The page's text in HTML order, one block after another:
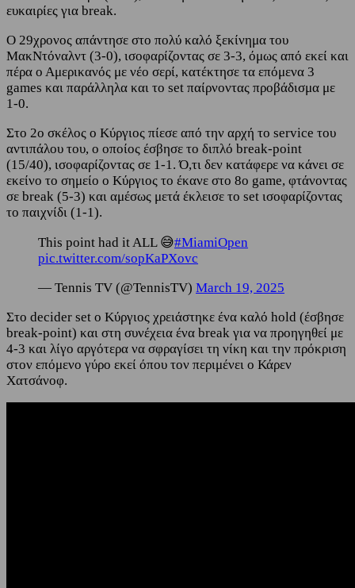
ευκαιρίες για break.
Ο 29χρονος απάντησε στο πολύ καλό ξεκίνημα του
ΜακΝτόναλντ (3-0), ισοφαρίζοντας σε 3-3, όμως από εκεί και
πέρα ο Αμερικανός με νέο σερί, κατέκτησε τα επόμενα 3
games και παράλληλα και το set παίρνοντας προβάδισμα με
1-0.
Στο 2ο σκέλος ο Κύργιος πίεσε από την αρχή το service του
αντιπάλου του, ο οποίος έσβησε το διπλό break-point
(15/40), ισοφαρίζοντας σε 1-1. Ό,τι δεν κατάφερε να κάνει σε
εκείνο το σημείο ο Κύργιος το έκανε στο 8ο game, φτάνοντας
σε break (5-3) και αμέσως μετά έκλεισε το set ισοφαρίζοντας
το παιχνίδι (1-1).
This point had it ALL 😅#MiamiOpen
pic.twitter.com/sopKaPXovc
— Tennis TV (@TennisTV) March 19, 2025
Στο decider set ο Κύργιος χρειάστηκε ένα καλό hold (έσβησε
break-point) και στη συνέχεια ένα break για να προηγηθεί με
4-3 και λίγο αργότερα να σφραγίσει τη νίκη και την πρόκριση
στον επόμενο γύρο εκεί όπου τον περιμένει ο Κάρεν
Χατσάνοφ.